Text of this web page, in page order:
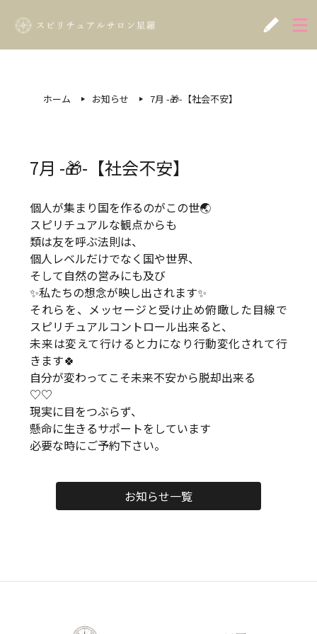
ホーム お知らせ 7月 -🎁-【社会不安】
7月 -🎁-【社会不安】
個人が集まり国を作るのがこの世🌏
スピリチュアルな観点からも
類は友を呼ぶ法則は、
個人レベルだけでなく国や世界、
そして自然の営みにも及び
✨️私たちの想念が映し出されます✨️
それらを、メッセージと受け止め俯瞰した目線で
スピリチュアルコントロール出来ると、
未来は変えて行けると力になり行動変化されて行
きます🍀
自分が変わってこそ未来不安から脱却出来る
♡♡
現実に目をつぶらず、
懸命に生きるサポートをしています
必要な時にご予約下さい。
お知らせ一覧